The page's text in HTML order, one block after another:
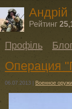
Рейтинг
Профіль
Операция
06.07.2013 | Военное